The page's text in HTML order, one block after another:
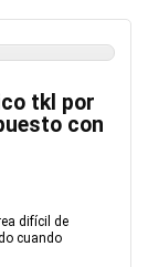
tkl por
con
difícil de
cuando